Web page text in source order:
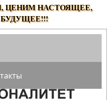
ЦЕНИМ НАСТОЯЩЕЕ,